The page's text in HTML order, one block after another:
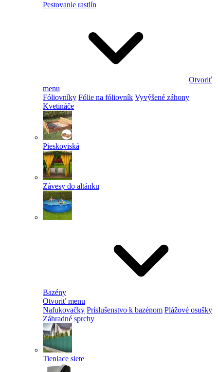
Pestovanie rastlín
Otvoriť
menu
Fóliovníky Fólie na fóliovník Vyvýšené záhony
Kvetináče
Pieskoviská
Závesy do altánku
Bazény
Otvoriť menu
Nafukovačky Príslušenstvo k bazénom Plážové osušky
Záhradné sprchy
Tieniace siete